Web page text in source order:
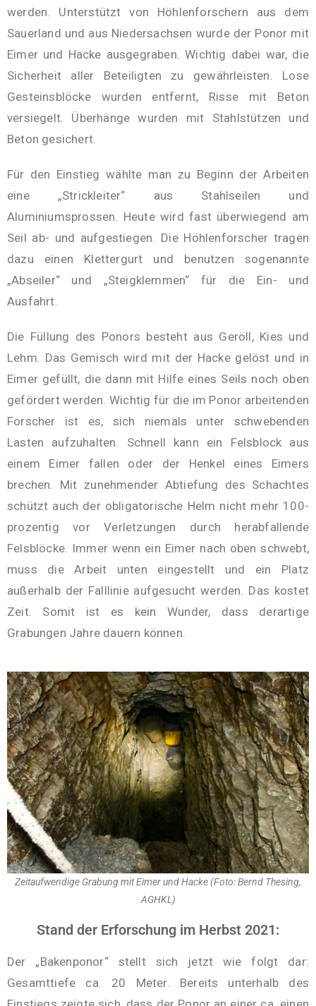
werden. Unterstützt von Höhlenforschern aus dem
Sauerland und aus Niedersachsen wurde der Ponor mit
Eimer und Hacke ausgegraben. Wichtig dabei war, die
Sicherheit aller Beteiligten zu gewährleisten. Lose
Gesteinsblöcke wurden entfernt, Risse mit Beton
versiegelt. Überhänge wurden mit Stahlstützen und
Beton gesichert.
Für den Einstieg wählte man zu Beginn der Arbeiten
eine „Strickleiter“ aus Stahlseilen und
Aluminiumsprossen. Heute wird fast überwiegend am
Seil ab- und aufgestiegen. Die Höhlenforscher tragen
dazu einen Klettergurt und benutzen sogenannte
„Abseiler“ und „Steigklemmen“ für die Ein- und
Ausfahrt.
Die Füllung des Ponors besteht aus Geröll, Kies und
Lehm. Das Gemisch wird mit der Hacke gelöst und in
Eimer gefüllt, die dann mit Hilfe eines Seils noch oben
gefördert werden. Wichtig für die im Ponor arbeitenden
Forscher ist es, sich niemals unter schwebenden
Lasten aufzuhalten. Schnell kann ein Felsblock aus
einem Eimer fallen oder der Henkel eines Eimers
brechen. Mit zunehmender Abtiefung des Schachtes
schützt auch der obligatorische Helm nicht mehr 100-
prozentig vor Verletzungen durch herabfallende
Felsblöcke. Immer wenn ein Eimer nach oben schwebt,
muss die Arbeit unten eingestellt und ein Platz
außerhalb der Falllinie aufgesucht werden. Das kostet
Zeit. Somit ist es kein Wunder, dass derartige
Grabungen Jahre dauern können.
Zeitaufwendige Grabung mit Eimer und Hacke (Foto: Bernd Thesing,
AGHKL)
Stand der Erforschung im Herbst 2021:
Der „Bakenponor“ stellt sich jetzt wie folgt dar:
Gesamttiefe ca. 20 Meter. Bereits unterhalb des